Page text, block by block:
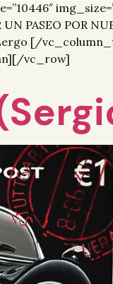
UN PASEO POR
[/
vc_row]